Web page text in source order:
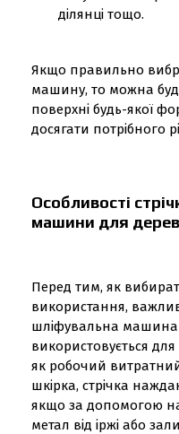
ділянці тощо.
Якщо правильно
машину, то можна
поверхні будь-якої
досягати потрібного
Особливості
машини для
Перед тим, як
використання,
шліфувальна
використовується
як робочий
шкірка, стрічка
якщо за допомогою
метал від іржі або